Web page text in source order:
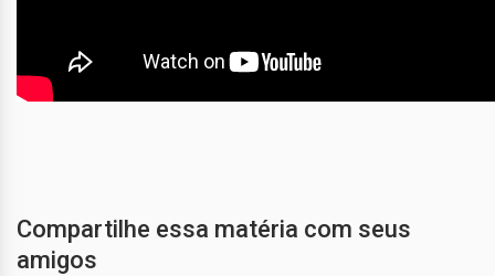
Compartilhe essa matéria com seus
amigos